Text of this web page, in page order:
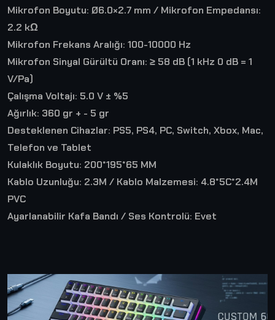
Mikrofon Boyutu: Ø6.0×2.7 mm / Mikrofon Empedansı:
2.2 kΩ
Mikrofon Frekans Aralığı: 100-10000 Hz
Mikrofon Sinyal Gürültü Oranı: ≥ 58 dB (1 kHz 0 dB = 1
V/Pa)
Çalışma Voltajı: 5.0 V ± %5
Ağırlık: 360 gr + - 5 gr
Desteklenen Cihazlar: PS5, PS4, PC, Switch, Xbox, Mac,
Telefon ve Tablet
Kulaklık Boyutu: 200*195*65 MM
Kablo Uzunluğu: 2.3M / Kablo Malzemesi: 4.8*5C*2.4M
PVC
Ayarlanabilir Kafa Bandı / Ses Kontrolü: Evet